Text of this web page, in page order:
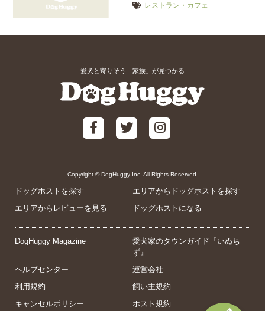
レストラン・カフェ
愛犬と寄りそう「家族」が見つかる
Copyright © DogHuggy Inc. All Rights Reserved.
ドッグホストを探す
エリアからドッグホストを探す
エリアからレビューを見る
ドッグホストになる
DogHuggy Magazine
愛犬家のタウンガイド『いぬち
ず』
ヘルプセンター
運営会社
利用規約
飼い主規約
キャンセルポリシー
ホスト規約